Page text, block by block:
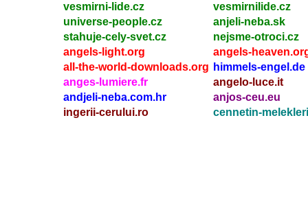
vesmirni-lide.cz
vesmirnilide.cz
universe-people.cz
anjeli-neba.sk
stahuje-cely-svet.cz
nejsme-otroci.cz
angels-light.org
angels-
all-the-world-downloads.org himmels-engel.de
anges-lumiere.fr
angelo-luce.it
andjeli-neba.com.hr
anjos-ceu.eu
ingerii-cerului.ro
cennetin-